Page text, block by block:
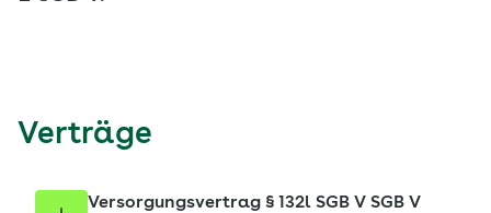
Verträge
Versorgungsvertrag § 132l SGB V SGB V